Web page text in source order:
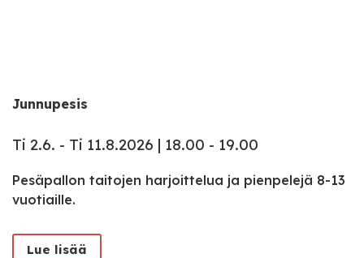
Junnupesis
Ti 2.6. - Ti 11.8.2026 | 18.00 - 19.00
Pesäpallon taitojen harjoittelua ja pienpelejä 8-13
vuotiaille.
Lue lisää